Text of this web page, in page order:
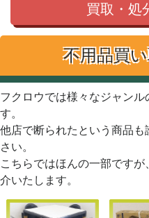
買取・処
不用品買
フクロウでは様々なジャン
す。
他店で断られたという商品
さい。
こちらではほんの一部です
介いたします。